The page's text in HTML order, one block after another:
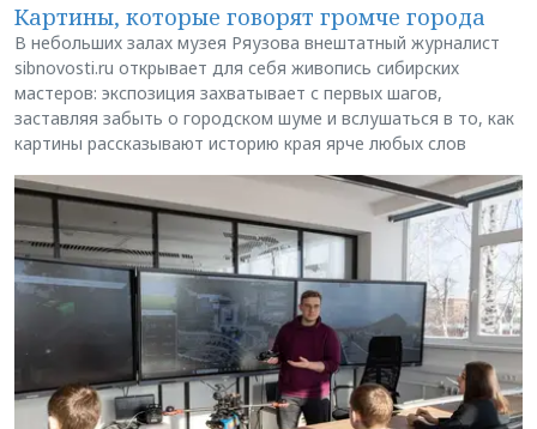
Картины, которые говорят громче города
В небольших залах музея Ряузова внештатный журналист
sibnovosti.ru открывает для себя живопись сибирских
мастеров: экспозиция захватывает с первых шагов,
заставляя забыть о городском шуме и вслушаться в то, как
картины рассказывают историю края ярче любых слов